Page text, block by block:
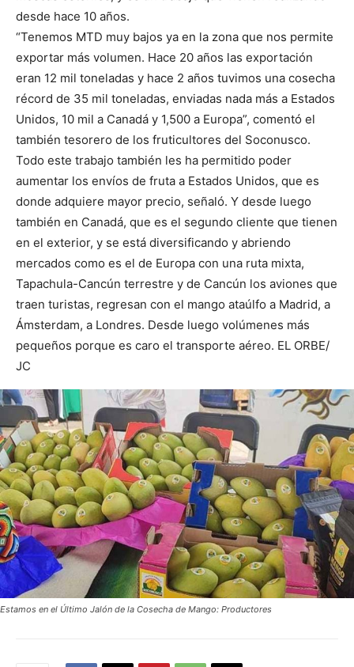
desde hace 10 años.
“Tenemos MTD muy bajos ya en la zona que nos permite
exportar más volumen. Hace 20 años las exportación
eran 12 mil toneladas y hace 2 años tuvimos una cosecha
récord de 35 mil toneladas, enviadas nada más a Estados
Unidos, 10 mil a Canadá y 1,500 a Europa”, comentó el
también tesorero de los fruticultores del Soconusco.
Todo este trabajo también les ha permitido poder
aumentar los envíos de fruta a Estados Unidos, que es
donde adquiere mayor precio, señaló. Y desde luego
también en Canadá, que es el segundo cliente que tienen
en el exterior, y se está diversificando y abriendo
mercados como es el de Europa con una ruta mixta,
Tapachula-Cancún terrestre y de Cancún los aviones que
traen turistas, regresan con el mango ataúlfo a Madrid, a
Ámsterdam, a Londres. Desde luego volúmenes más
pequeños porque es caro el transporte aéreo. EL ORBE/
JC
Estamos en el Último Jalón de la Cosecha de Mango: Productores